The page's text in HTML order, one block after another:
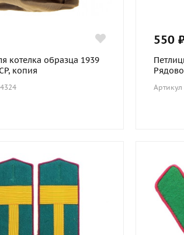
котелка образца 1939
копия
550
Артикул